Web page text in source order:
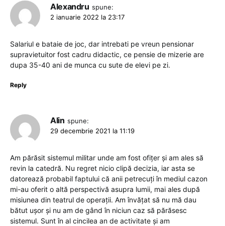
Alexandru spune:
2 ianuarie 2022 la 23:17
Salariul e bataie de joc, dar intrebati pe vreun pensionar
supravietuitor fost cadru didactic, ce pensie de mizerie are
dupa 35-40 ani de munca cu sute de elevi pe zi.
Reply
Alin spune:
29 decembrie 2021 la 11:19
Am părăsit sistemul militar unde am fost ofițer și am ales să
revin la catedră. Nu regret nicio clipă decizia, iar asta se
datorează probabil faptului că anii petrecuți în mediul cazon
mi-au oferit o altă perspectivă asupra lumii, mai ales după
misiunea din teatrul de operații. Am învățat să nu mă dau
bătut ușor și nu am de gând în niciun caz să părăsesc
sistemul. Sunt în al cincilea an de activitate și am